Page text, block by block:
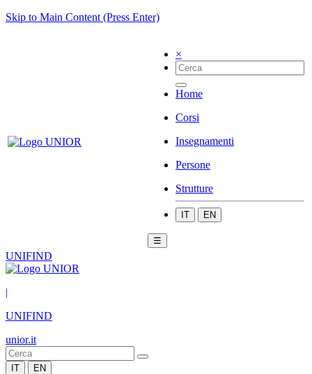
Skip to Main Content (Press Enter)
×
Home
Corsi
Insegnamenti
Persone
Strutture
IT EN
☰
UNIFIND
|
UNIFIND
unior.it
IT EN